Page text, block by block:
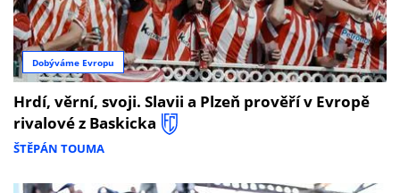
Dobýváme Evropu
Hrdí, věrní, svoji. Slavii a Plzeň prověří v Evropě
rivalové z Baskicka
ŠTĚPÁN TOUMA